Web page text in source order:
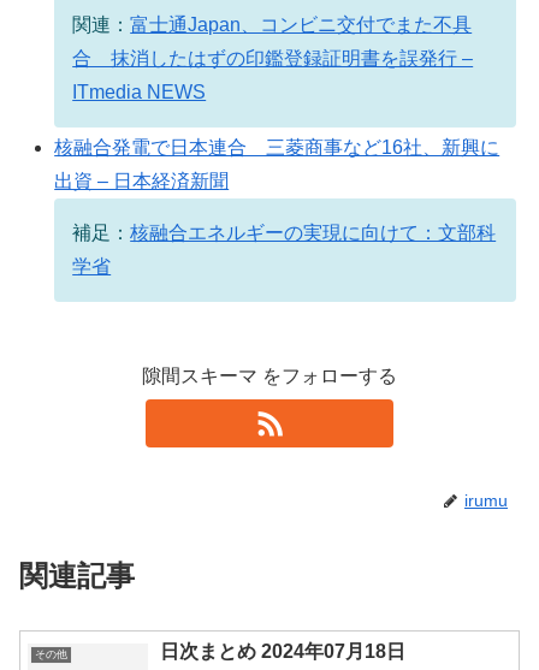
関連：富士通Japan、コンビニ交付でまた不具
合 抹消したはずの印鑑登録証明書を誤発行 –
ITmedia NEWS
核融合発電で日本連合 三菱商事など16社、新興に
出資 – 日本経済新聞
補足：核融合エネルギーの実現に向けて：文部科
学省
隙間スキーマ をフォローする
irumu
関連記事
その他 日次まとめ 2024年07月18日